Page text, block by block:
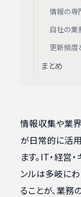
情報収集や業界
が日常的に活
ます。IT・経営
ンルは多岐に
ることが、業
情報の専
自社の業
更新頻度
まとめ